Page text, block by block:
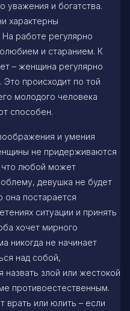
уважения и богатства.
характерны
работе регулярно
и старанием. К
– женщина регулярно
происходит по той
молодого человека
способен.
и умения
не придерживаются
что любой может
девушка не будет
она постарается
ситуации и принять
хочет мирного
никогда не начинает
над собой,
назвать злой или жестокой
противоестественным.
врать или юлить – если